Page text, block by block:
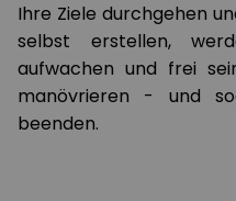
Ihre Ziele durchgehen
selbst erstellen,
aufwachen und frei
manövrieren - und
beenden.